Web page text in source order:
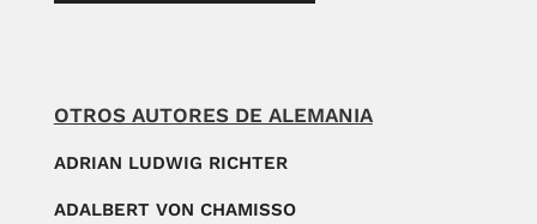
OTROS AUTORES DE ALEMANIA
ADRIAN LUDWIG RICHTER
ADALBERT VON CHAMISSO